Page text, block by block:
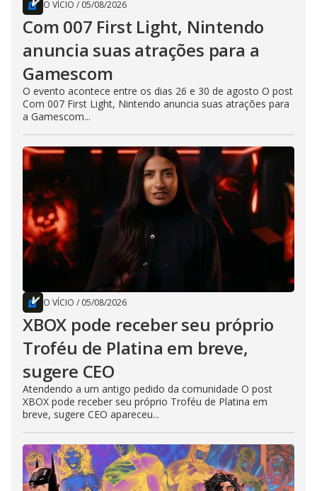
O VÍCIO / 05/08/2026
Com 007 First Light, Nintendo
anuncia suas atrações para a
Gamescom
O evento acontece entre os dias 26 e 30 de agosto O post
Com 007 First Light, Nintendo anuncia suas atrações para
a Gamescom...
O VÍCIO / 05/08/2026
XBOX pode receber seu próprio
Troféu de Platina em breve,
sugere CEO
Atendendo a um antigo pedido da comunidade O post
XBOX pode receber seu próprio Troféu de Platina em
breve, sugere CEO apareceu...